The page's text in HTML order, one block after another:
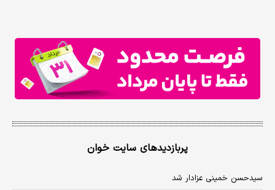
پربازدیدهای سایت خوان
سیدحسن خمینی عزادار شد